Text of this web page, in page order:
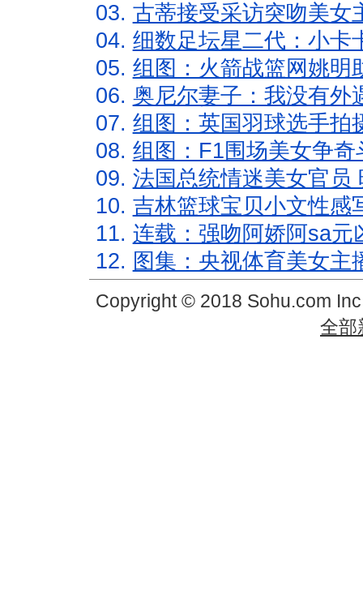
03. 古蒂接受采访突吻美女
04. 细数足坛星二代：小卡
05. 组图：火箭战篮网姚明
06. 奥尼尔妻子：我没有外
07. 组图：英国羽球选手拍
08. 组图：F1围场美女争
09. 法国总统情迷美女官员
10. 吉林篮球宝贝小文性感
11. 连载：强吻阿娇阿sa元
12. 图集：央视体育美女主
Copyright © 2018 Sohu.com
全部